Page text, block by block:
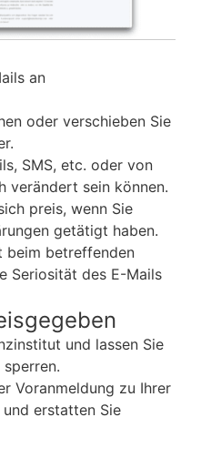
an
oder verschieben Sie
SMS, etc. oder von
verändert sein können.
preis, wenn Sie
getätigt haben.
beim betreffenden
Seriosität des E-Mails
und lassen Sie
Voranmeldung zu Ihrer
erstatten Sie